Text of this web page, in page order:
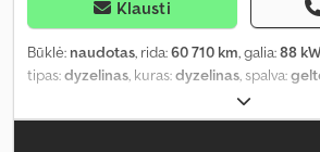
Klausti
Būklė: naudotas, rida:60 710 km, galia:88
tipas:dyzelinas, kuras:dyzelinas, spalva: